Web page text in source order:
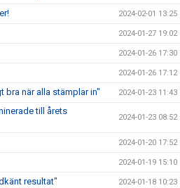
2024-02-01 13:25
2024-01-27 19:02
2024-01-26 17:30
2024-01-26 17:12
bra när alla stämplar in" 2024-01-23 11:43
till årets
2024-01-23 08:52
2024-01-20 17:52
2024-01-19 15:10
resultat" 2024-01-18 10:23